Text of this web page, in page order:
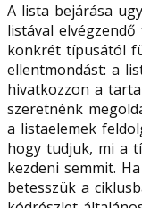
A lista bejárása
listával
konkrét típusától
ellentmondást: a
hivatkozzon a
szeretnénk
a listaelemek
hogy tudjuk, mi a
kezdeni semmit.
betesszük a